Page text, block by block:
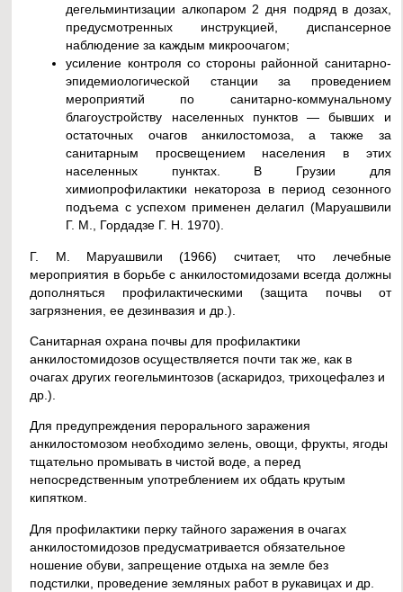
дегельминтизации алкопаром 2 дня подряд в дозах,
предусмотренных инструкцией, диспансерное
наблюдение за каждым микроочагом;
усиление контроля со стороны районной санитарно-
эпидемиологической станции за проведением
мероприятий по санитарно-коммунальному
благоустройству населенных пунктов — бывших и
остаточных очагов анкилостомоза, а также за
санитарным просвещением населения в этих
населенных пунктах. В Грузии для
химиопрофилактики некатороза в период сезонного
подъема с успехом применен делагил (Маруашвили
Г. М., Гордадзе Г. Н. 1970).
Г. М. Маруашвили (1966) считает, что лечебные
мероприятия в борьбе с анкилостомидозами всегда должны
дополняться профилактическими (защита почвы от
загрязнения, ее дезинвазия и др.).
Санитарная охрана почвы для профилактики
анкилостомидозов осуществляется почти так же, как в
очагах других геогельминтозов (аскаридоз, трихоцефалез и
др.).
Для предупреждения перорального заражения
анкилостомозом необходимо зелень, овощи, фрукты, ягоды
тщательно промывать в чистой воде, а перед
непосредственным употреблением их обдать крутым
кипятком.
Для профилактики перку тайного заражения в очагах
анкилостомидозов предусматривается обязательное
ношение обуви, запрещение отдыха на земле без
подстилки, проведение земляных работ в рукавицах и др.